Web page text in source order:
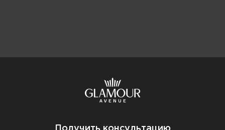
Получить консультацию